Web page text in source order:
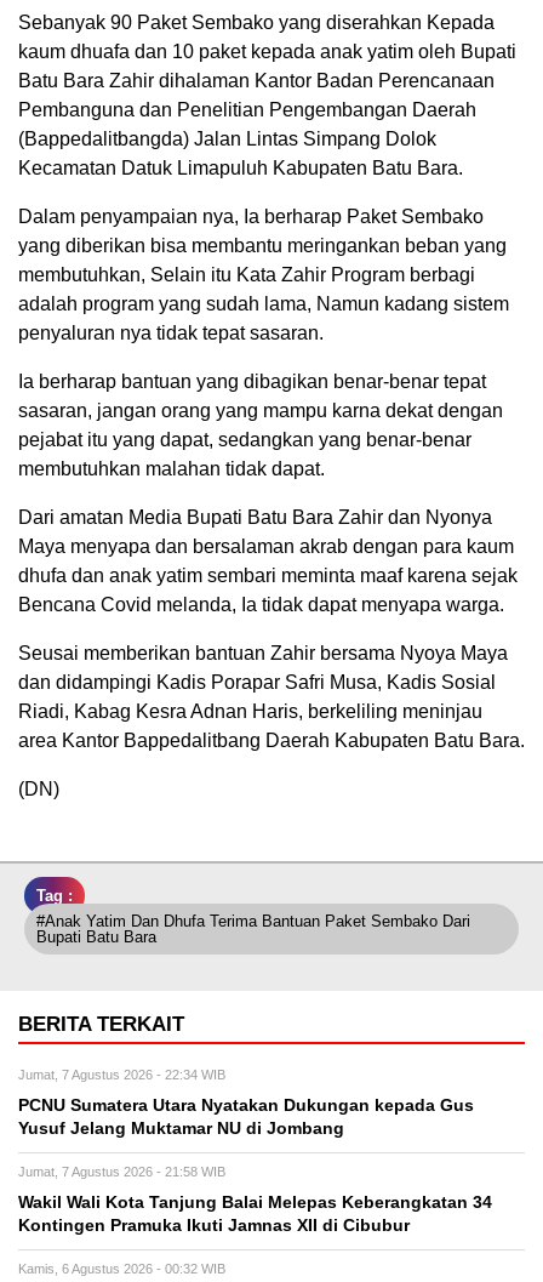
Sebanyak 90 Paket Sembako yang diserahkan Kepada
kaum dhuafa dan 10 paket kepada anak yatim oleh Bupati
Batu Bara Zahir dihalaman Kantor Badan Perencanaan
Pembanguna dan Penelitian Pengembangan Daerah
(Bappedalitbangda) Jalan Lintas Simpang Dolok
Kecamatan Datuk Limapuluh Kabupaten Batu Bara.
Dalam penyampaian nya, Ia berharap Paket Sembako
yang diberikan bisa membantu meringankan beban yang
membutuhkan, Selain itu Kata Zahir Program berbagi
adalah program yang sudah lama, Namun kadang sistem
penyaluran nya tidak tepat sasaran.
Ia berharap bantuan yang dibagikan benar-benar tepat
sasaran, jangan orang yang mampu karna dekat dengan
pejabat itu yang dapat, sedangkan yang benar-benar
membutuhkan malahan tidak dapat.
Dari amatan Media Bupati Batu Bara Zahir dan Nyonya
Maya menyapa dan bersalaman akrab dengan para kaum
dhufa dan anak yatim sembari meminta maaf karena sejak
Bencana Covid melanda, Ia tidak dapat menyapa warga.
Seusai memberikan bantuan Zahir bersama Nyoya Maya
dan didampingi Kadis Porapar Safri Musa, Kadis Sosial
Riadi, Kabag Kesra Adnan Haris, berkeliling meninjau
area Kantor Bappedalitbang Daerah Kabupaten Batu Bara.
(DN)
Tag :
#Anak Yatim Dan Dhufa Terima Bantuan Paket Sembako Dari
Bupati Batu Bara
BERITA TERKAIT
Jumat, 7 Agustus 2026 - 22:34 WIB
PCNU Sumatera Utara Nyatakan Dukungan kepada Gus
Yusuf Jelang Muktamar NU di Jombang
Jumat, 7 Agustus 2026 - 21:58 WIB
Wakil Wali Kota Tanjung Balai Melepas Keberangkatan 34
Kontingen Pramuka Ikuti Jamnas XII di Cibubur
Kamis, 6 Agustus 2026 - 00:32 WIB